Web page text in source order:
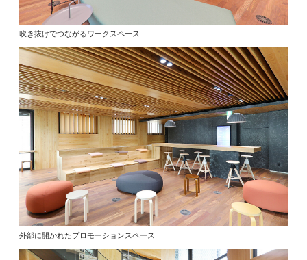
吹き抜けでつながるワークスペース
外部に開かれたプロモーションスペース